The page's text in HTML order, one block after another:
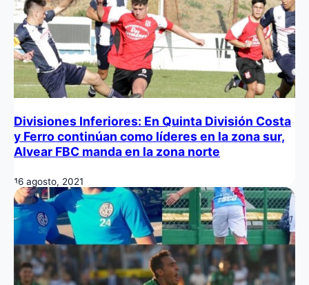
Divisiones Inferiores: En Quinta División Costa
y Ferro continúan como líderes en la zona sur,
Alvear FBC manda en la zona norte
16 agosto, 2021